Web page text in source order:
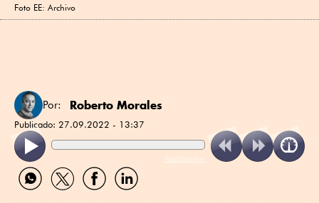
Foto EE: Archivo
Por: Roberto Morales
Publicado: 27.09.2022 - 13:37
ReadSpeaker
Compartir
por
Compartir
por
Compartir
por
Compartir
por